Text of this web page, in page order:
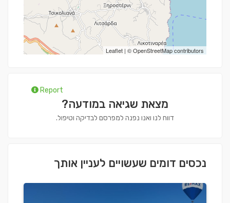
Leaflet | ©OpenStreetMapcontributors
Report
מצאת שגיאה במודעה?
דווח לנו ואנו נפנה למפרסם לבדיקה וטיפול.
נכסים דומים שעשויים לעניין אותך